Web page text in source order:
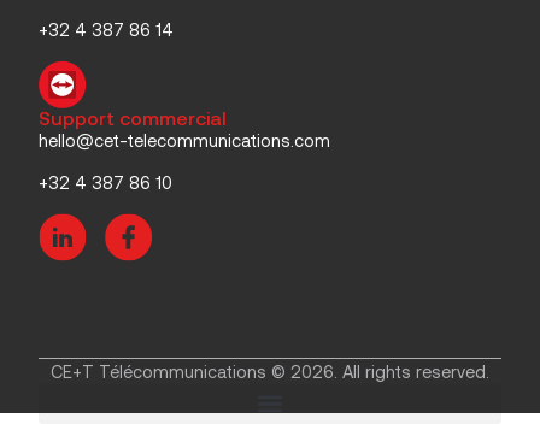
+32 4 387 86 14
Support commercial
hello@cet-telecommunications.com
+32 4 387 86 10
CE+T Télécommunications © 2026. All rights reserved.